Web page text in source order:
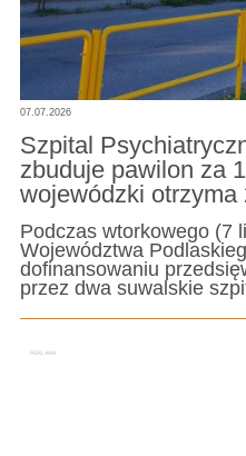
07.07.2026
Szpital
zbuduje pawilon za
wojewódzki otrzyma
Podczas wtorkowego (7
Województwa
dofinansowaniu
przez dwa suwalskie